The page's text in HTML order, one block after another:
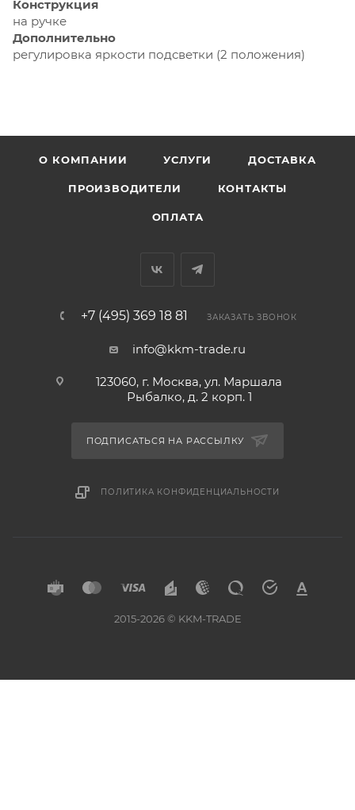
Конструкция
на ручке
Дополнительно
регулировка яркости подсветки (2 положения)
О КОМПАНИИ УСЛУГИ ДОСТАВКА
ПРОИЗВОДИТЕЛИ КОНТАКТЫ
ОПЛАТА
+7 (495) 369 18 81 ЗАКАЗАТЬ ЗВОНОК
info@kkm-trade.ru
123060, г. Москва, ул. Маршала
Рыбалко, д. 2 корп. 1
ПОДПИСАТЬСЯ НА РАССЫЛКУ
ПОЛИТИКА КОНФИДЕНЦИАЛЬНОСТИ
2015-2026 © KKM-TRADE